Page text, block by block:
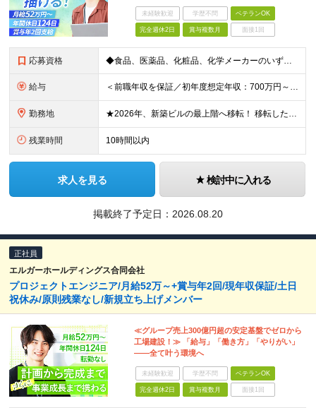
未経験歓迎 学歴不問 ベテランOK
完全週休2日 賞与複数月 面接1回
応募資格 ◆食品、医薬品、化粧品、化学メーカーのいずれかで、生産技術、プロセス開発の経験(3年以上) ◆高専卒・理系大卒以上 ■□こんな方を歓迎します■□ ・これまでの経験を存分に活かし、裁量大きく働きたい
給与 ＜前職年収を保証／初年度想定年収：700万円～1,600万円＞ ■月給52万円～＋残業代全額支給＋賞与年2回 ※試用期間2ヶ月あり（期間中は月給45万円～、その他の待遇に差異なし） ＼安心のキャリア
勤務地 ★2026年、新築ビルの最上階へ移転！ 移転したばかりのキレイなオフィスでの勤務です 神奈川県横浜市中区港町1丁目1-1 BASEGATE横浜関内タワー33階 ※原則出社となります。 ※本社所在地：
残業時間 10時間以内
求人を見る 検討中に入れる
掲載終了予定日： 2026.08.20
正社員
エルガーホールディングス合同会社
プロジェクトエンジニア/月給52万～+賞与年2回/現年収保証/土日
祝休み/原則残業なし/新規立ち上げメンバー
≪グループ売上300億円超の安定基盤でゼロから
工場建設！≫ 「給与」「働き方」「やりがい」
――全て叶う環境へ
未経験歓迎 学歴不問 ベテランOK
完全週休2日 賞与複数月 面接1回